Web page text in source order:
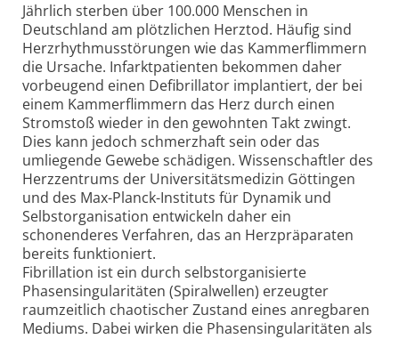
Jährlich sterben über 100.000 Menschen in
Deutschland am plötzlichen Herztod. Häufig sind
Herzrhythmusstörungen wie das Kammerflimmern
die Ursache. Infarktpatienten bekommen daher
vorbeugend einen Defibrillator implantiert, der bei
einem Kammerflimmern das Herz durch einen
Stromstoß wieder in den gewohnten Takt zwingt.
Dies kann jedoch schmerzhaft sein oder das
umliegende Gewebe schädigen. Wissenschaftler des
Herzzentrums der Universitätsmedizin Göttingen
und des Max-Planck-Instituts für Dynamik und
Selbstorganisation entwickeln daher ein
schonenderes Verfahren, das an Herzpräparaten
bereits funktioniert.
Fibrillation ist ein durch selbst­organisierte
Phasensingularitäten (Spiralwellen) erzeugter
raumzeitlich chaotischer Zustand eines anregbaren
Mediums. Dabei wirken die Phasensingularitäten als